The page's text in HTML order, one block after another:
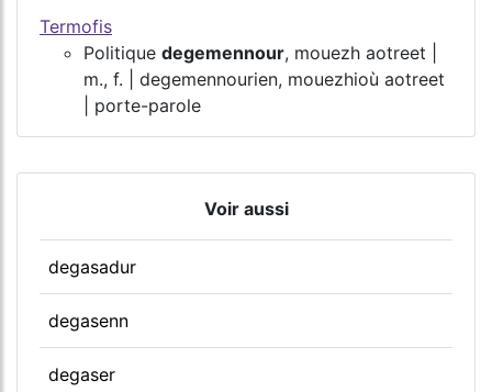
Termofis
Politique degemennour, mouezh aotreet |
m., f. | degemennourien, mouezhioù aotreet
| porte-parole
Voir aussi
degasadur
degasenn
degaser